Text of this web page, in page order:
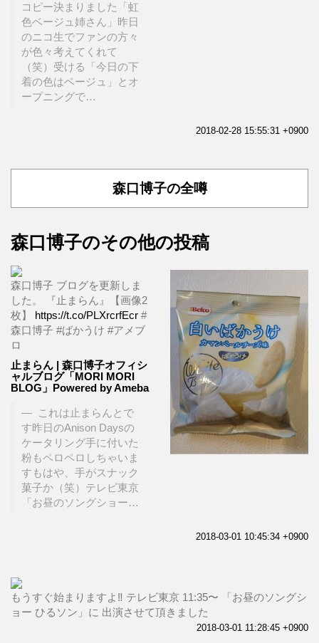
コピー決まりました「虹
色ベージュ姉さん」昨日
のニコ生でファンの方々
が色々考えてくれて
（笑）受ける「今日の下
着の色はベージュ」とオ
ープニングで…
2018-02-28 15:55:31 +0900
森口博子の全噂
森口博子のその他の投稿
森口博子 ブログを更新しま
した。 『止まらん』【画像2
枚】 https://t.co/PLXrcrfEcr #
森口博子 #ばかうけ #アメブ
ロ
止まらん | 森口博子オフィシ
ャルブログ「MORI MORI
BLOG」Powered by Ameba
これは止まらんとで
す昨日のAnison Daysの
ケータリング手に付いた
粉もペロペロしちゃいま
すもはや、手がスナック
菓子か（笑）テレビ東京
「お昼のソングショー…
2018-03-01 10:45:34 +0900
もうすぐ始まりますよ‼️ テレビ東京 11:35〜 「お昼のソングシ
ョー ひるソン」に 出演させて頂きました
2018-03-01 11:28:45 +0900